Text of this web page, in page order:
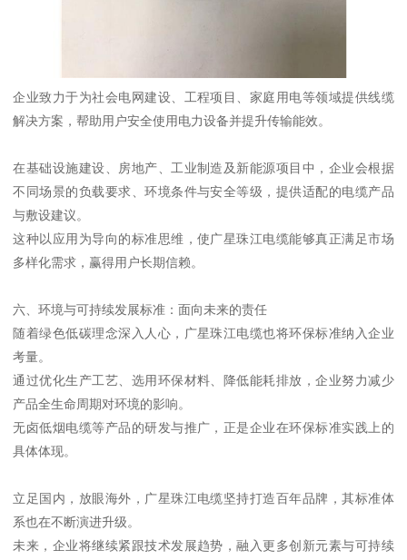
企业致力于为社会电网建设、工程项目、家庭用电等领域提供线缆
解决方案，帮助用户安全使用电力设备并提升传输能效。
在基础设施建设、房地产、工业制造及新能源项目中，企业会根据
不同场景的负载要求、环境条件与安全等级，提供适配的电缆产品
与敷设建议。
这种以应用为导向的标准思维，使广星珠江电缆能够真正满足市场
多样化需求，赢得用户长期信赖。
六、环境与可持续发展标准：面向未来的责任
随着绿色低碳理念深入人心，广星珠江电缆也将环保标准纳入企业
考量。
通过优化生产工艺、选用环保材料、降低能耗排放，企业努力减少
产品全生命周期对环境的影响。
无卤低烟电缆等产品的研发与推广，正是企业在环保标准实践上的
具体体现。
立足国内，放眼海外，广星珠江电缆坚持打造百年品牌，其标准体
系也在不断演进升级。
未来，企业将继续紧跟技术发展趋势，融入更多创新元素与可持续